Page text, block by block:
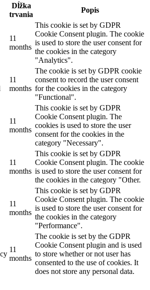
Dĺžka
trvania
Popis
11
months
This cookie is set by GDPR
Cookie Consent plugin. The cookie
is used to store the user consent for
the cookies in the category
"Analytics".
11
months
The cookie is set by GDPR cookie
consent to record the user consent
for the cookies in the category
"Functional".
11
months
This cookie is set by GDPR
Cookie Consent plugin. The
cookies is used to store the user
consent for the cookies in the
category "Necessary".
11
months
This cookie is set by GDPR
Cookie Consent plugin. The cookie
is used to store the user consent for
the cookies in the category "Other.
11
months
This cookie is set by GDPR
Cookie Consent plugin. The cookie
is used to store the user consent for
the cookies in the category
"Performance".
11
months
The cookie is set by the GDPR
Cookie Consent plugin and is used
to store whether or not user has
consented to the use of cookies. It
does not store any personal data.